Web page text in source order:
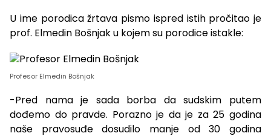
U ime porodica žrtava pismo ispred istih pročitao je
prof. Elmedin Bošnjak u kojem su porodice istakle:
Profesor Elmedin Bošnjak
-Pred nama je sada borba da sudskim putem
dođemo do pravde. Porazno je da je za 25 godina
naše pravosuđe dosudilo manje od 30 godina